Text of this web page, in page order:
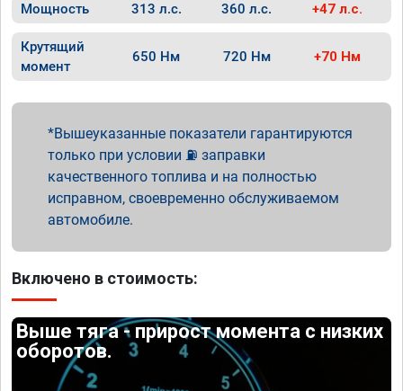
Мощность 313 л.с. 360 л.с. +47 л.с.
Крутящий
момент
650 Нм 720 Нм +70 Нм
Вышеуказанные показатели гарантируются
только при условии ⛽ заправки
качественного топлива и на полностью
исправном, своевременно обслуживаемом
автомобиле.
Включено в стоимость:
Выше тяга - прирост момента с низких
оборотов.